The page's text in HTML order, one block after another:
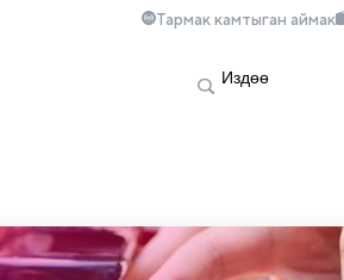
Тармак камтыган аймак